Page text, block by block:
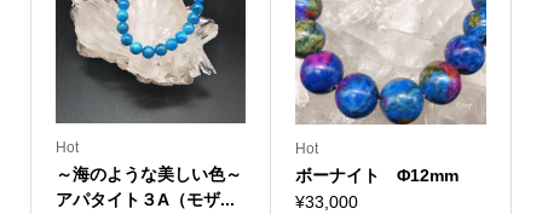
Hot
～海のような美しい色～
アパタイト３A（モザ...
Hot
ボーナイト Φ12mm
¥33,000